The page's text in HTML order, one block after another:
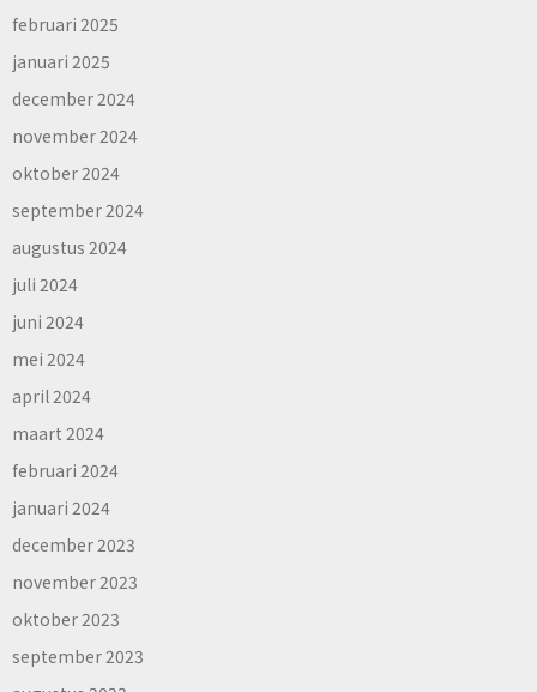
februari 2025
januari 2025
december 2024
november 2024
oktober 2024
september 2024
augustus 2024
juli 2024
juni 2024
mei 2024
april 2024
maart 2024
februari 2024
januari 2024
december 2023
november 2023
oktober 2023
september 2023